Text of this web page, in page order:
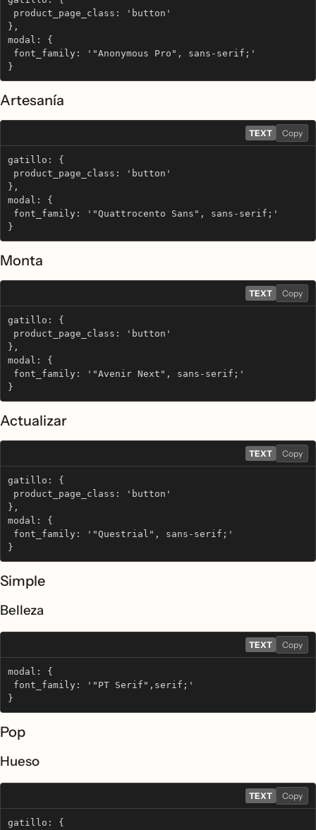
product_page_class: 'button'
},
modal: {
font_family: '"Anonymous Pro", sans-serif;'
}
Artesanía
TEXT Copy
gatillo: {
product_page_class: 'button'
},
modal: {
font_family: '"Quattrocento Sans", sans-serif;'
}
Monta
TEXT Copy
gatillo: {
product_page_class: 'button'
},
modal: {
font_family: '"Avenir Next", sans-serif;'
}
Actualizar
TEXT Copy
gatillo: {
product_page_class: 'button'
},
modal: {
font_family: '"Questrial", sans-serif;'
}
Simple
Belleza
TEXT Copy
modal: {
font_family: '"PT Serif",serif;'
}
Pop
Hueso
TEXT Copy
gatillo: {